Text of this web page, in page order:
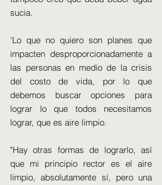
sucia.
'Lo que no quiero son planes que
impacten desproporcionadamente a
las personas en medio de la crisis
del costo de vida, por lo que
debemos buscar opciones para
lograr lo que todos necesitamos
lograr, que es aire limpio.
"Hay otras formas de lograrlo, así
que mi principio rector es el aire
limpio, absolutamente sí, pero una